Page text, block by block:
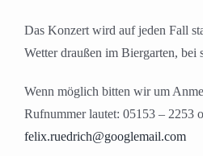
Das Konzert wird auf jeden Fall
Wetter draußen im Biergarten, bei
Wenn möglich bitten wir um
Rufnummer lautet: 05153 – 2253
felix.ruedrich@googlemail.com